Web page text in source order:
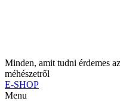
Minden, amit tudni érdemes
méhészetről
E-SHOP
Menu